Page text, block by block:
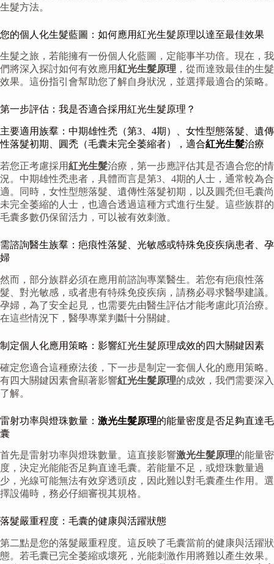
生髮方法。
您的個人化生髮藍圖：如何應用紅光生髮原理以達至最佳效果
生髮之旅，若能擁有一份個人化藍圖，定能事半功倍。現在，我
們將深入探討如何有效應用紅光生髮原理 ，從而達致最佳的生髮
效果。這份指引會幫助您了解自身狀況，並選擇最適合的策略。
第一步評估：我是否適合採用紅光生髮原理？
主要適用族羣：中期雄性禿（第3、4期）、女性型態落髮、遺傳
性落髮初期、圓禿（毛囊未完全萎縮者），適合紅光生髮治療
若您正考慮採用紅光生髮治療，第一步應評估其是否適合您的情
況。中期雄性禿患者，具體而言是第3、4期的人士，通常較為合
適。同時，女性型態落髮、遺傳性落髮初期，以及圓禿但毛囊尚
未完全萎縮的人士，也適合透過這種方式進行生髮。這些族群的
毛囊多數仍保留活力，可以被有效刺激。
需諮詢醫生族羣：疤痕性落髮、光敏感或特殊免疫疾病患者、孕
婦
然而，部分族群必須在應用前諮詢專業醫生。若您有疤痕性落
髮、對光敏感，或者患有特殊免疫疾病，請務必尋求醫學建議。
孕婦，為了安全起見，也需要先由醫生評估才能考慮此項治療。
在這些情況下，醫學專業判斷十分關鍵。
制定個人化應用策略：影響紅光生髮原理成效的四大關鍵因素
確定您適合這種療法後，下一步是制定一套個人化的應用策略。
有四大關鍵因素會顯著影響紅光生髮原理的成效，我們需要深入
了解。
雷射功率與燈珠數量： 激光生髮原理的能量密度是否足夠直達毛
囊
首先是雷射功率與燈珠數量。這直接影響激光生髮原理的能量密
度，決定光能能否足夠直達毛囊。若能量不足，或燈珠數量過
少，光線可能無法有效穿透頭皮，因此難以對毛囊產生作用。選
擇設備時，務必仔細審視其規格。
落髮嚴重程度：毛囊的健康與活躍狀態
第二點是您的落髮嚴重程度。這反映了毛囊當前的健康與活躍狀
態。若毛囊已完全萎縮或壞死，光能刺激作用將難以產生效果。